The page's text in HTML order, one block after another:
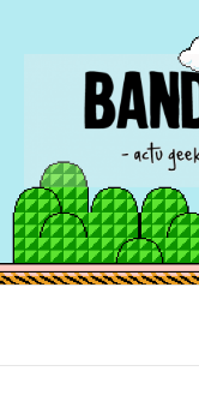
BAND
Actu Geek d'hier et